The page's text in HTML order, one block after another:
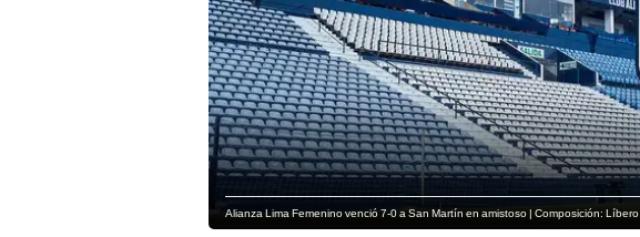
Alianza Lima Femenino venció 7-0 a San Martín en amistoso | Composición: Líbero